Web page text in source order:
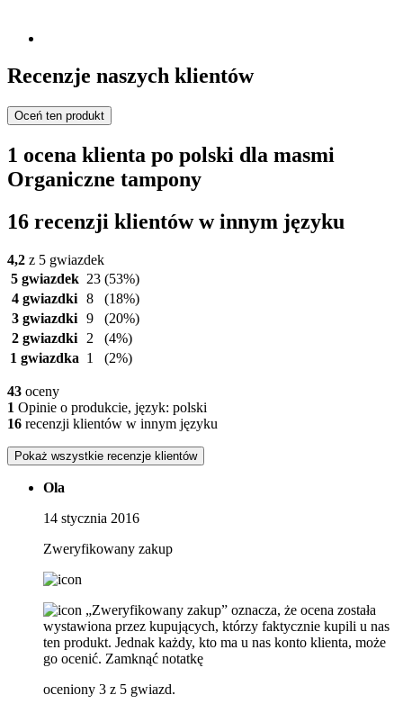
Recenzje naszych klientów
Oceń ten produkt
1 ocena klienta po polski dla masmi
Organiczne tampony
16 recenzji klientów w innym języku
4,2 z 5 gwiazdek
5 gwiazdek 23 (53%)
4 gwiazdki 8
(18%)
3 gwiazdki 9
(20%)
2 gwiazdki
2
(4%)
1 gwiazdka 1 (2%)
43 oceny
1 Opinie o produkcie, język: polski
16 recenzji klientów w innym języku
Pokaż wszystkie recenzje klientów
Ola
14 stycznia 2016
Zweryfikowany zakup
„Zweryfikowany zakup” oznacza, że ​​ocena została
wystawiona przez kupujących, którzy faktycznie kupili u nas
ten produkt. Jednak każdy, kto ma u nas konto klienta, może
go ocenić. Zamknąć notatkę
oceniony 3 z 5 gwiazd.